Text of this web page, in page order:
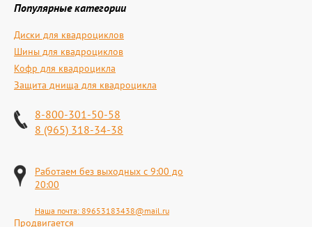
Популярные категории
Диски для квадроциклов
Шины для квадроциклов
Кофр для квадроцикла
Защита днища для квадроцикла
8-800-301-50-58
8 (965) 318-34-38
Работаем без выходных с 9:00 до
20:00
Наша почта: 89653183438@mail.ru
Продвигается